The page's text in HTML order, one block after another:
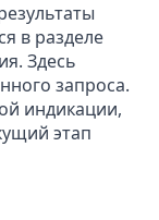
в разделе
Здесь
запроса.
индикации,
этап